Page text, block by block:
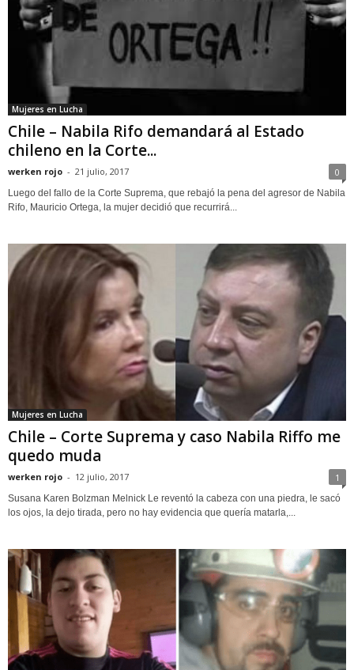
Mujeres en Lucha
Chile – Nabila Rifo demandará al Estado
chileno en la Corte...
werken rojo - 21 julio, 2017 0
Luego del fallo de la Corte Suprema, que rebajó la pena del agresor de Nabila
Rifo, Mauricio Ortega, la mujer decidió que recurrirá...
Mujeres en Lucha
Chile – Corte Suprema y caso Nabila Riffo me
quedo muda
werken rojo - 12 julio, 2017 1
Susana Karen Bolzman Melnick Le reventó la cabeza con una piedra, le sacó
los ojos, la dejo tirada, pero no hay evidencia que quería matarla,...